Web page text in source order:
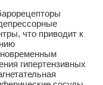
что приводит к
гипертензивных